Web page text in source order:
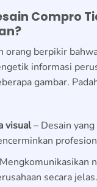
Compro
orang berpikir
informasi
gambar.
visual– Desain
secara jelas.